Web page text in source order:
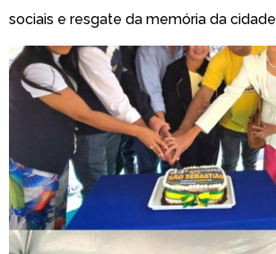
sociais e resgate da memória da cidade